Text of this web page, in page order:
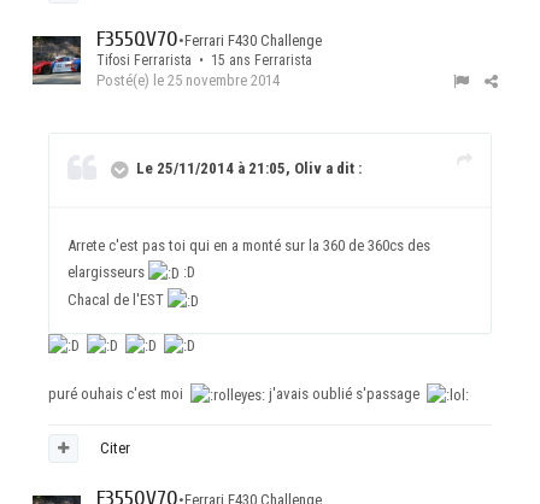
F355QV70•Ferrari F430 Challenge
Tifosi Ferrarista • 15 ans Ferrarista
Posté(e) le 25 novembre 2014
Le 25/11/2014 à 21:05, Oliv a dit :
Arrete c'est pas toi qui en a monté sur la 360 de 360cs des
elargisseurs
:D
Chacal de l'EST
puré ouhais c'est moi j'avais oublié s'passage
Citer
•Ferrari F430 Challenge